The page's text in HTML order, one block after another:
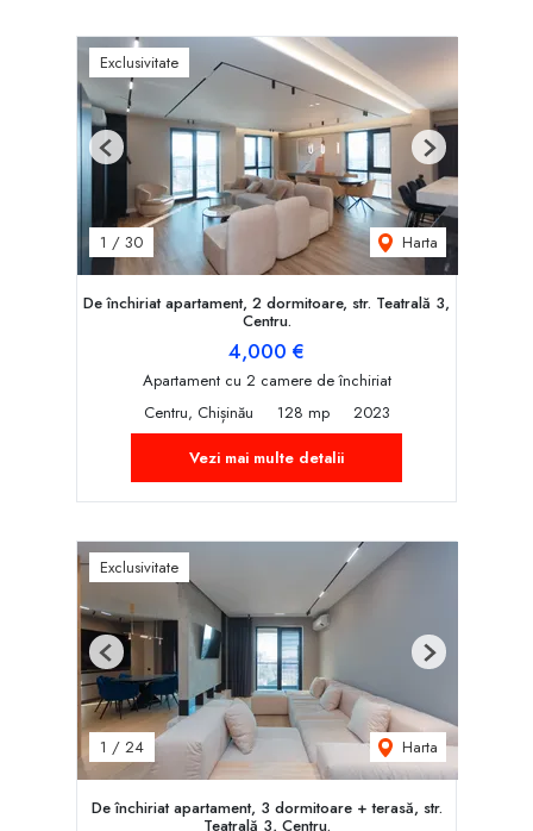
Exclusivitate
1 / 30 Harta
Previous Next
De închiriat apartament, 2 dormitoare, str. Teatrală 3,
Centru.
4,000 €
Apartament cu 2 camere de închiriat
Centru, Chișinău
128 mp
2023
Vezi mai multe detalii
Exclusivitate
1 / 24 Harta
Previous Next
De închiriat apartament, 3 dormitoare + terasă, str.
Teatrală 3, Centru.